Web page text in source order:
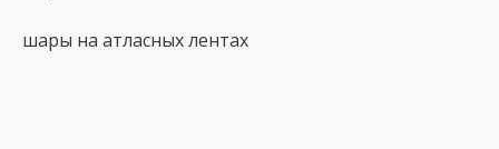
шары на атласных лентах